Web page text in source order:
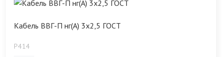
Кабель ВВГ-П нг(А) 3х2,5 ГОСТ
P414